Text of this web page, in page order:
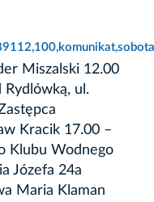
Miszalski 12.00
Rydlówką, ul.
Kracik 17.00 –
Klubu Wodnego
Józefa 24a
Maria Klaman